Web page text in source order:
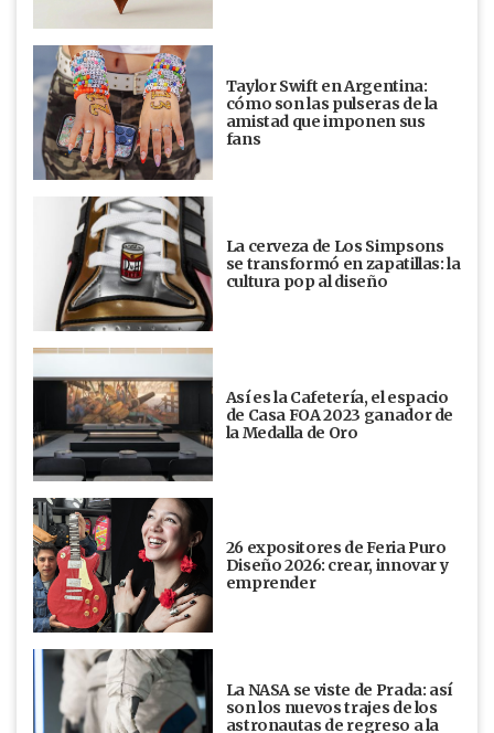
Taylor Swift en Argentina:
cómo son las pulseras de la
amistad que imponen sus
fans
La cerveza de Los Simpsons
se transformó en zapatillas: la
cultura pop al diseño
Así es la Cafetería, el espacio
de Casa FOA 2023 ganador de
la Medalla de Oro
26 expositores de Feria Puro
Diseño 2026: crear, innovar y
emprender
La NASA se viste de Prada: así
son los nuevos trajes de los
astronautas de regreso a la